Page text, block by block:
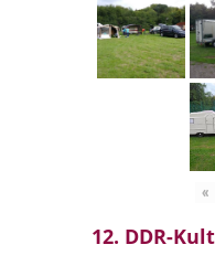
«
12. DDR-